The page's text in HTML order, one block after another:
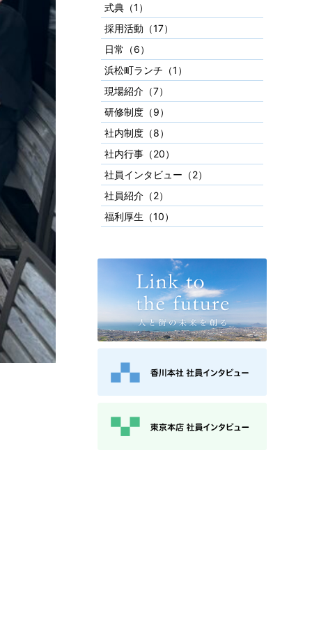
式典（1）
採用活動（17）
日常（6）
浜松町ランチ（1）
現場紹介（7）
研修制度（9）
社内制度（8）
社内行事（20）
社員インタビュー（2）
社員紹介（2）
福利厚生（10）